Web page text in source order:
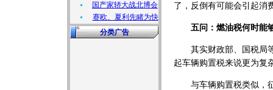
国产家轿大战北博会
赛欧、夏利先睹为快
分类广告
了，反倒有可能会引起消
五问：燃油税何时能
其实财政部、国税局等
起车辆购置税来说更为复
与车辆购置税类似，征